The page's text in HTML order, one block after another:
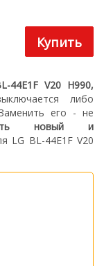
44E1F V20 H990,
либо
аменить его - не
новый
и
LG BL-44E1F V20